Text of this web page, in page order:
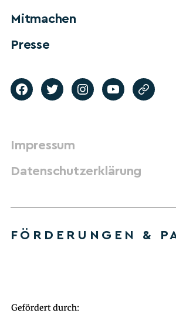
Mitmachen
Presse
Impressum
Datenschutzerklärung
FÖRDERUNGEN &